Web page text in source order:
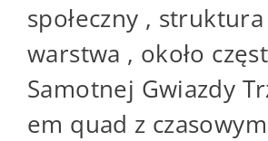
społeczny ,
warstwa , około
Samotnej Gwiazdy
em quad z